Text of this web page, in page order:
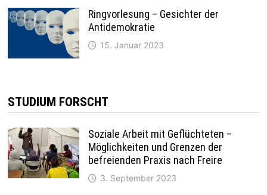
Ringvorlesung – Gesichter der
Antidemokratie
15. Januar 2023
STUDIUM FORSCHT
Soziale Arbeit mit Geflüchteten –
Möglichkeiten und Grenzen der
befreienden Praxis nach Freire
3. September 2023